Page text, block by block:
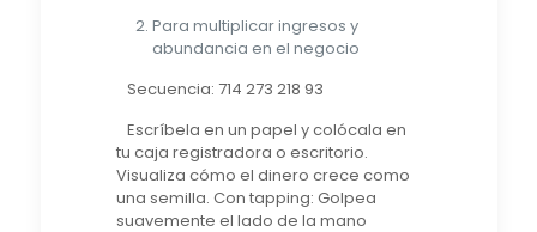
Para multiplicar ingresos y
abundancia en el negocio
Secuencia: 714 273 218 93
Escríbela en un papel y colócala en
tu caja registradora o escritorio.
Visualiza cómo el dinero crece como
una semilla. Con tapping: Golpea
suavemente el lado de la mano